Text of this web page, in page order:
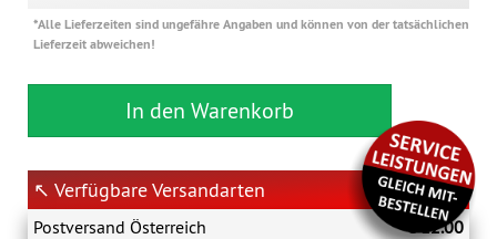
*Alle Lieferzeiten sind ungefähre Angaben und können von der tatsächlichen
Lieferzeit abweichen!
In den Warenkorb
↖ Verfügbare Versandarten
Postversand Österreich
€ 12.00